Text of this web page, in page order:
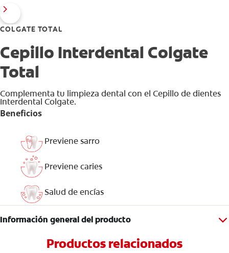
COLGATE TOTAL
Cepillo Interdental Colgate
Total
Complementa tu limpieza dental con el Cepillo de dientes
Interdental Colgate.
Beneficios
Previene sarro
Previene caries
Salud de encías
Información general del producto
Productos relacionados